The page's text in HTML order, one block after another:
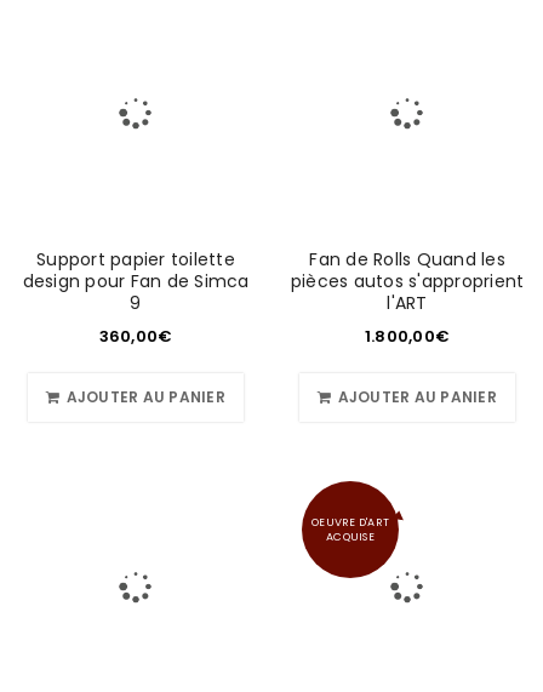
Support papier toilette
design pour Fan de Simca
9
360,00€
AJOUTER AU PANIER
Fan de Rolls Quand les
pièces autos s'approprient
l'ART
1.800,00€
AJOUTER AU PANIER
OEUVRE D'ART
ACQUISE